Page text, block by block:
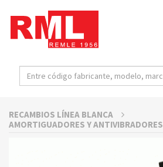
RECAMBIOS LÍNEA BLANCA
AMORTIGUADORES Y ANTIVIBRADORES